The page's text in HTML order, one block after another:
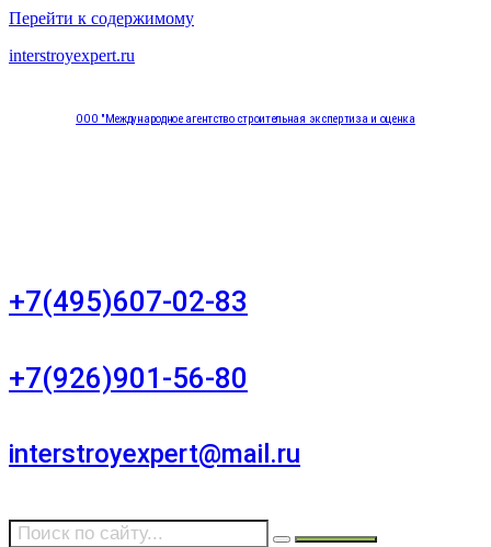
Перейти к содержимому
interstroyexpert.ru
ООО "Международное агентство строительная экспертиза и оценка
+7(495)607-02-83
+7(926)901-56-80
interstroyexpert@mail.ru